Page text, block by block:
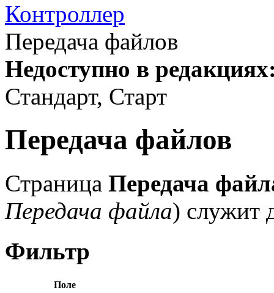
Контроллер
Передача файлов
Недоступно в
Стандарт, Старт
Передача файлов
Страница Передача
Передача файла) служит
Фильтр
Поле